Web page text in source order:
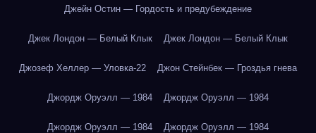
Джейн Остин — Гордость и предубеждение
Джек Лондон — Белый Клык Джек Лондон — Белый Клык
Джозеф Хеллер — Уловка-22 Джон Стейнбек — Гроздья гнева
Джордж Оруэлл — 1984 Джордж Оруэлл — 1984
Джордж Оруэлл — 1984 Джордж Оруэлл — 1984